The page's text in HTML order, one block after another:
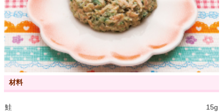
材料
鮭
15g